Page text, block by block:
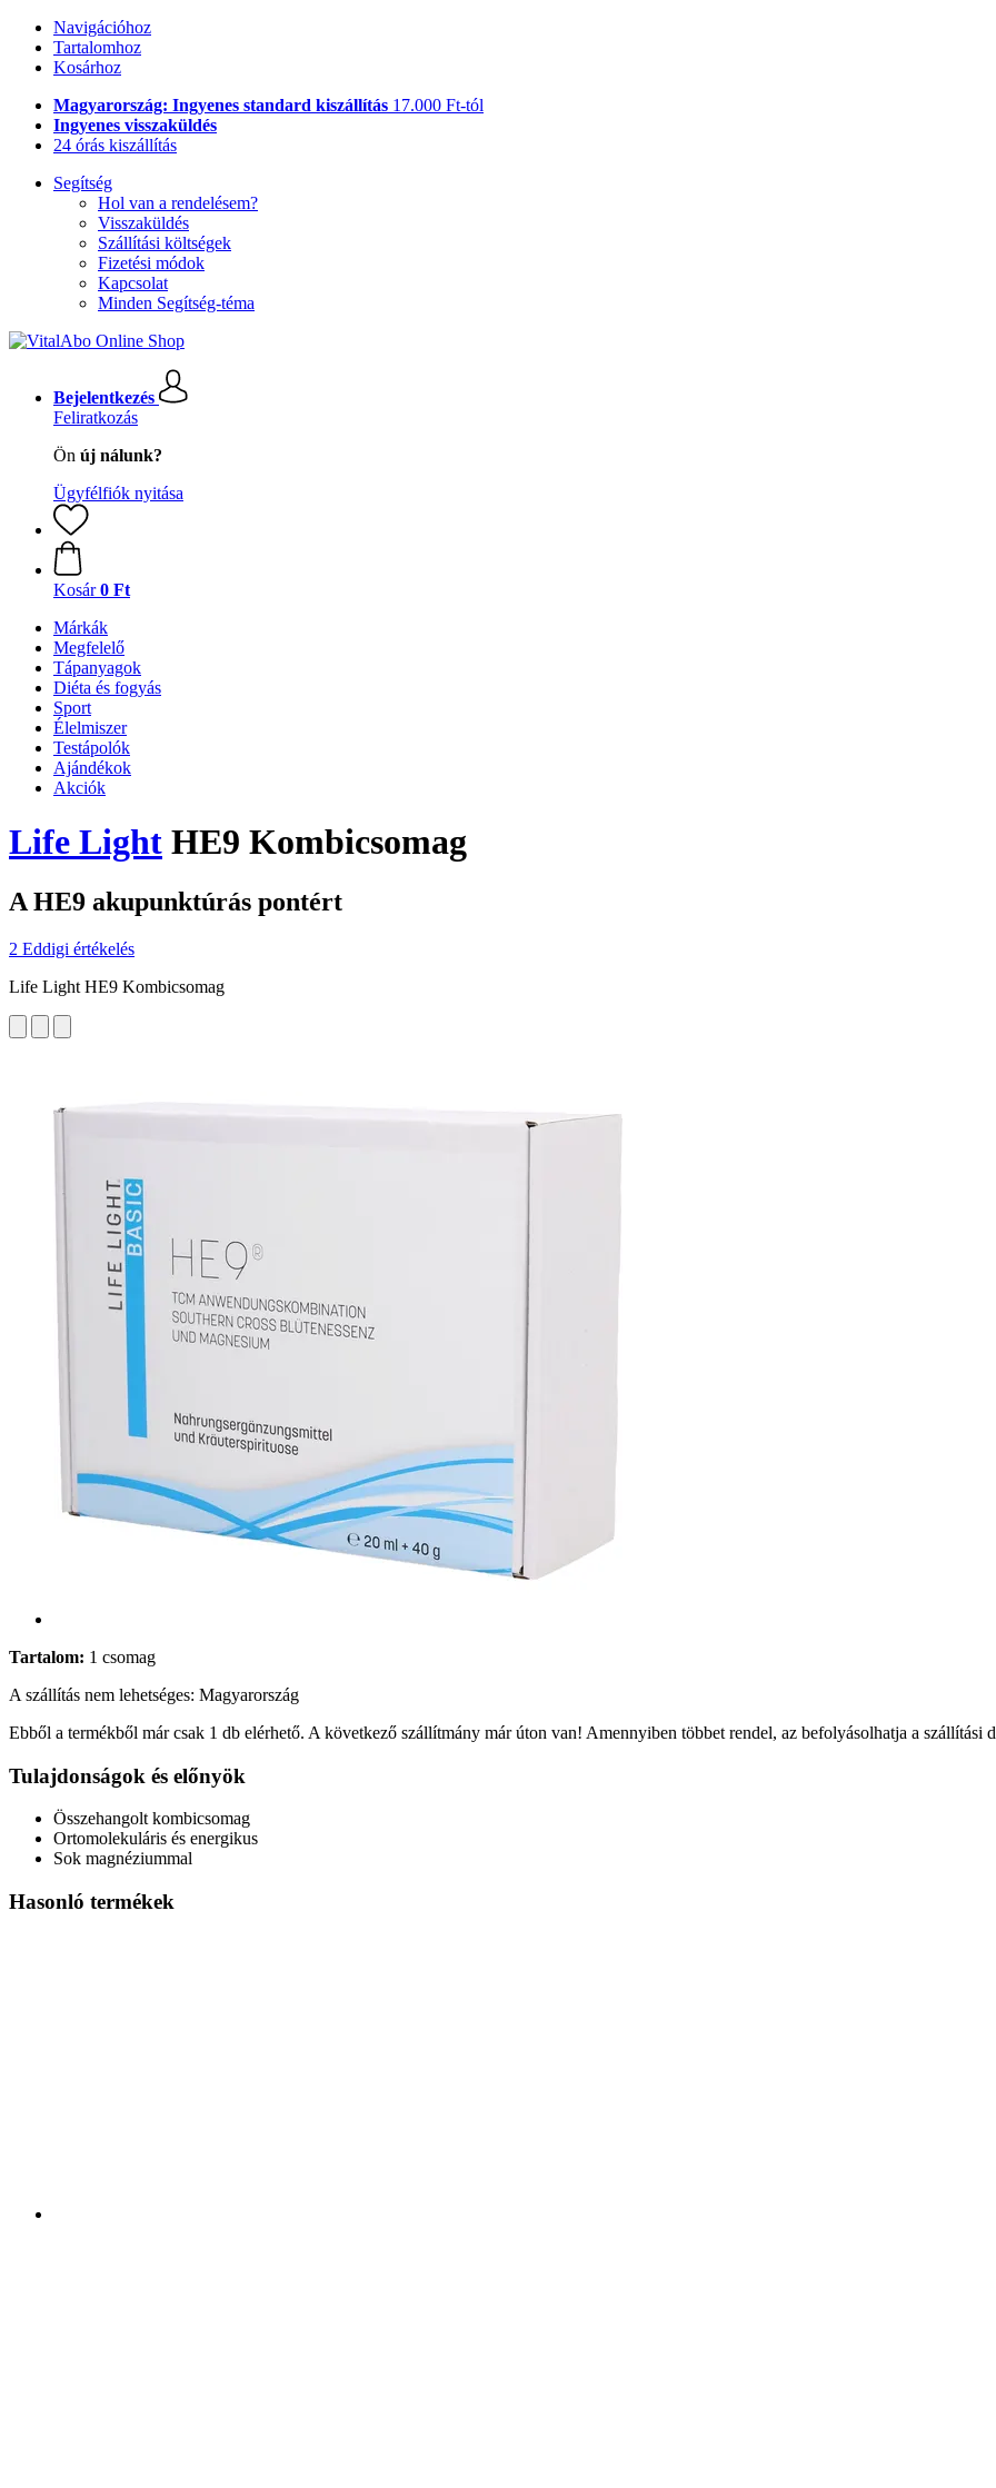
Navigációhoz
Tartalomhoz
Kosárhoz
Magyarország: Ingyenes standard kiszállítás 17.000 Ft-tól
Ingyenes visszaküldés
24 órás kiszállítás
Segítség
Hol van a rendelésem?
Visszaküldés
Szállítási költségek
Fizetési módok
Kapcsolat
Minden Segítség-téma
Bejelentkezés
Feliratkozás
Ön új nálunk?
Ügyfélfiók nyitása
Kosár 0 Ft
Márkák
Megfelelő
Tápanyagok
Diéta és fogyás
Sport
Élelmiszer
Testápolók
Ajándékok
Akciók
Life Light HE9 Kombicsomag
A HE9 akupunktúrás pontért
2 Eddigi értékelés
Life Light HE9 Kombicsomag
Tartalom: 1 csomag
A szállítás nem lehetséges: Magyarország
Ebből a termékből már csak 1 db elérhető. A következő szállítmány már úton van! Amennyiben többet rendel, az befolyásolhatja a szállítási
Tulajdonságok és előnyök
Összehangolt kombicsomag
Ortomolekuláris és energikus
Sok magnéziummal
Hasonló termékek